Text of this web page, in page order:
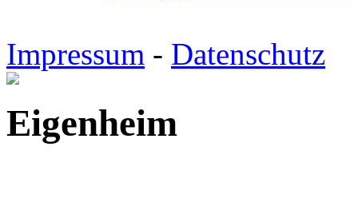
Impressum - Datenschutz
Eigenheim